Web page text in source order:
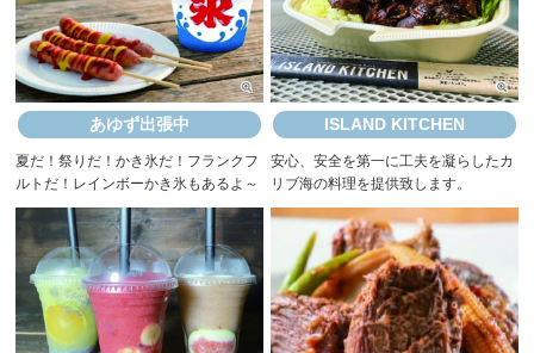
あゆず出張中
夏だ！祭りだ！かき氷だ！フランクフ
ルトだ！レインボーかき氷もあるよ～
ISLAND KITCHEN
安心、安全を第一に工夫を凝らしたカ
リブ海の料理を提供致します。